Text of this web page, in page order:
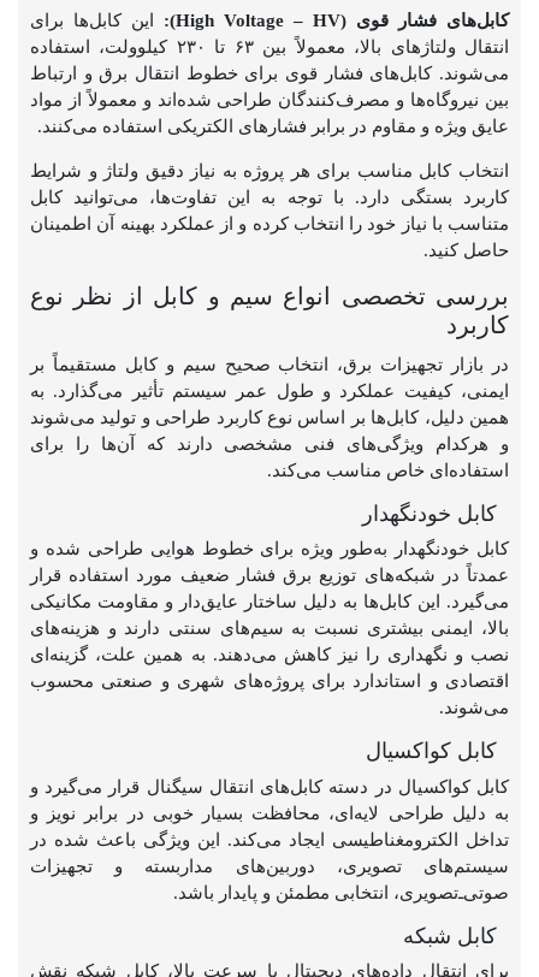
کابل‌های فشار قوی (High Voltage – HV):
این کابل‌ها برای
انتقال ولتاژهای بالا، معمولاً بین ۶۳ تا ۲۳۰ کیلوولت، استفاده
می‌شوند. کابل‌های فشار قوی برای خطوط انتقال برق و ارتباط
بین نیروگاه‌ها و مصرف‌کنندگان طراحی شده‌اند و معمولاً از مواد
عایق ویژه و مقاوم در برابر فشارهای الکتریکی استفاده می‌کنند.
انتخاب کابل مناسب برای هر پروژه به نیاز دقیق ولتاژ و شرایط
کاربرد بستگی دارد. با توجه به این تفاوت‌ها، می‌توانید کابل
متناسب با نیاز خود را انتخاب کرده و از عملکرد بهینه آن اطمینان
حاصل کنید.
بررسی تخصصی انواع سیم و کابل از نظر نوع
کاربرد
در بازار تجهیزات برق، انتخاب صحیح سیم و کابل مستقیماً بر
ایمنی، کیفیت عملکرد و طول عمر سیستم تأثیر می‌گذارد. به
همین دلیل، کابل‌ها بر اساس نوع کاربرد طراحی و تولید می‌شوند
و هرکدام ویژگی‌های فنی مشخصی دارند که آن‌ها را برای
استفاده‌ای خاص مناسب می‌کند.
کابل خودنگهدار
کابل خودنگهدار به‌طور ویژه برای خطوط هوایی طراحی شده و
عمدتاً در شبکه‌های توزیع برق فشار ضعیف مورد استفاده قرار
می‌گیرد. این کابل‌ها به دلیل ساختار عایق‌دار و مقاومت مکانیکی
بالا، ایمنی بیشتری نسبت به سیم‌های سنتی دارند و هزینه‌های
نصب و نگهداری را نیز کاهش می‌دهند. به همین علت، گزینه‌ای
اقتصادی و استاندارد برای پروژه‌های شهری و صنعتی محسوب
می‌شوند.
کابل کواکسیال
کابل کواکسیال در دسته کابل‌های انتقال سیگنال قرار می‌گیرد و
به دلیل طراحی لایه‌ای، محافظت بسیار خوبی در برابر نویز و
تداخل الکترومغناطیسی ایجاد می‌کند. این ویژگی باعث شده در
سیستم‌های تصویری، دوربین‌های مداربسته و تجهیزات
صوتی‌ـ‌تصویری، انتخابی مطمئن و پایدار باشد.
کابل شبکه
برای انتقال داده‌های دیجیتال با سرعت بالا، کابل شبکه نقش